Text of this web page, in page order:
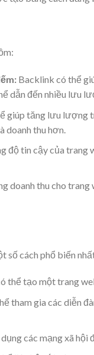
Backlink có thể
dẫn đến nhiều lưu
giúp tăng lưu lượng
doanh thu hơn.
độ tin cậy của trang
doanh thu cho
số cách phổ biến
thể tạo một trang
tham gia các diễn
các mạng xã hội